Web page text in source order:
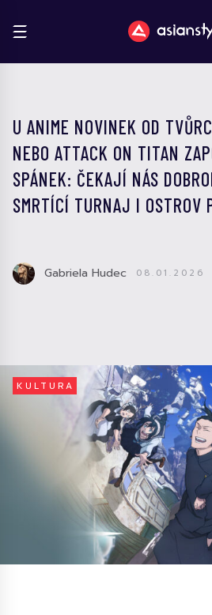
U ANIME NOVINEK OD
NEBO ATTACK ON TITAN
SPÁNEK: ČEKAJÍ NÁS
SMRTÍCÍ TURNAJ I OSTROV
Gabriela Hudec 08.01.2026
KULTURA